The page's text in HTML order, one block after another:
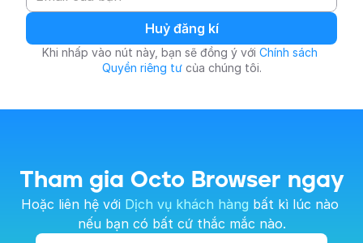
Huỷ đăng kí
Khi nhấp vào nút này, bạn sẽ đồng ý với Chính sách
Quyền riêng tư của chúng tôi.
Tham gia Octo Browser ngay
Hoặc liên hệ với Dịch vụ khách hàng bất kì lúc nào
nếu bạn có bất cứ thắc mắc nào.